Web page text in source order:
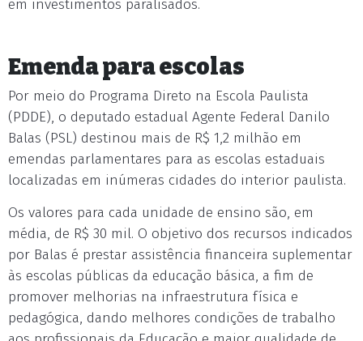
em investimentos paralisados.
Emenda para escolas
Por meio do Programa Direto na Escola Paulista
(PDDE), o deputado estadual Agente Federal Danilo
Balas (PSL) destinou mais de R$ 1,2 milhão em
emendas parlamentares para as escolas estaduais
localizadas em inúmeras cidades do interior paulista.
Os valores para cada unidade de ensino são, em
média, de R$ 30 mil. O objetivo dos recursos indicados
por Balas é prestar assistência financeira suplementar
às escolas públicas da educação básica, a fim de
promover melhorias na infraestrutura física e
pedagógica, dando melhores condições de trabalho